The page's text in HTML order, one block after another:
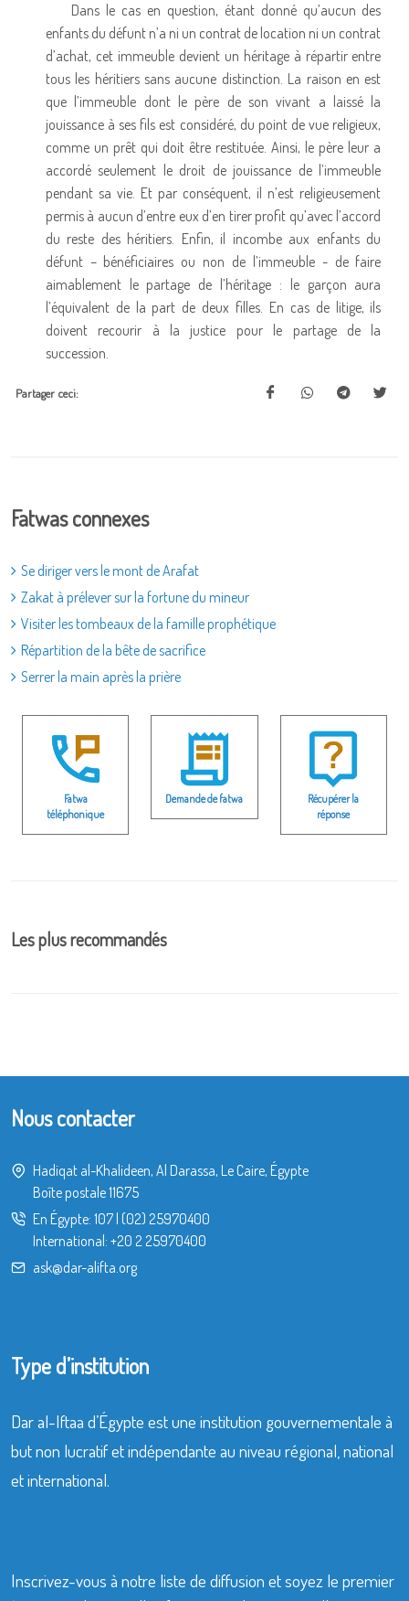
Dans le cas en question, étant donné qu’aucun des
enfants du défunt n’a ni un contrat de location ni un contrat
d’achat, cet immeuble devient un héritage à répartir entre
tous les héritiers sans aucune distinction. La raison en est
que l’immeuble dont le père de son vivant a laissé la
jouissance à ses fils est considéré, du point de vue religieux,
comme un prêt qui doit être restituée. Ainsi, le père leur a
accordé seulement le droit de jouissance de l’immeuble
pendant sa vie. Et par conséquent, il n’est religieusement
permis à aucun d’entre eux d’en tirer profit qu’avec l’accord
du reste des héritiers. Enfin, il incombe aux enfants du
défunt – bénéficiaires ou non de l’immeuble - de faire
aimablement le partage de l’héritage : le garçon aura
l’équivalent de la part de deux filles. En cas de litige, ils
doivent recourir à la justice pour le partage de la
succession.
Partager ceci:
Fatwas connexes
Se diriger vers le mont de Arafat
Zakat à prélever sur la fortune du mineur
Visiter les tombeaux de la famille prophétique
Répartition de la bête de sacrifice
Serrer la main après la prière
Fatwa
téléphonique
Demande de fatwa
Récupérer la
réponse
Les plus recommandés
Nous contacter
Hadiqat al-Khalideen, Al Darassa, Le Caire, Égypte
Boîte postale 11675
En Égypte: 107 (02) 25970400
International: +20 2 25970400
ask@dar-alifta.org
Type d’institution
Dar al-Iftaa d’Égypte est une institution gouvernementale à
but non lucratif et indépendante au niveau régional, national
et international.
Inscrivez-vous à notre liste de diffusion et soyez le premier